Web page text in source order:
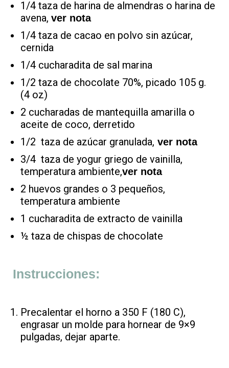
1/4 taza de harina de almendras o harina de
avena, ver nota
1/4 taza de cacao en polvo sin azúcar,
cernida
1/4 cucharadita de sal marina
1/2 taza de chocolate 70%, picado 105 g.
(4 oz)
2 cucharadas de mantequilla amarilla o
aceite de coco, derretido
1/2 taza de azúcar granulada, ver nota
3/4 taza de yogur griego de vainilla,
temperatura ambiente,ver nota
2 huevos grandes o 3 pequeños,
temperatura ambiente
1 cucharadita de extracto de vainilla
½ taza de chispas de chocolate
Instrucciones:
Precalentar el horno a 350 F (180 C),
engrasar un molde para hornear de 9×9
pulgadas, dejar aparte.